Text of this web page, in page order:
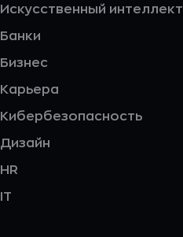
Искусственный интеллект
Банки
Бизнес
Карьера
Кибербезопасность
Дизайн
HR
IT